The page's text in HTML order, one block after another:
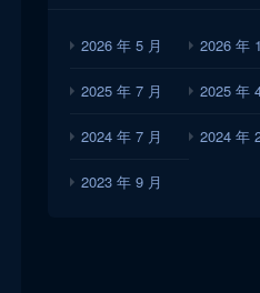
2026 年 5 月 2026 年
2025 年 7 月 2025 年
2024 年 7 月 2024 年
2023 年 9 月